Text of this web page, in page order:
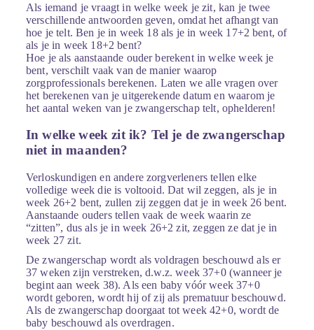
Als iemand je vraagt in welke week je zit, kan je twee
verschillende antwoorden geven, omdat het afhangt van
hoe je telt. Ben je in week 18 als je in week 17+2 bent, of
als je in week 18+2 bent?
Hoe je als aanstaande ouder berekent in welke week je
bent, verschilt vaak van de manier waarop
zorgprofessionals berekenen. Laten we alle vragen over
het berekenen van je uitgerekende datum en waarom je
het aantal weken van je zwangerschap telt, ophelderen!
In welke week zit ik? Tel je de zwangerschap
niet in maanden?
Verloskundigen en andere zorgverleners tellen elke
volledige week die is voltooid. Dat wil zeggen, als je in
week 26+2 bent, zullen zij zeggen dat je in week 26 bent.
Aanstaande ouders tellen vaak de week waarin ze
“zitten”, dus als je in week 26+2 zit, zeggen ze dat je in
week 27 zit.
De zwangerschap wordt als voldragen beschouwd als er
37 weken zijn verstreken, d.w.z. week 37+0 (wanneer je
begint aan week 38). Als een baby vóór week 37+0
wordt geboren, wordt hij of zij als prematuur beschouwd.
Als de zwangerschap doorgaat tot week 42+0, wordt de
baby beschouwd als overdragen.